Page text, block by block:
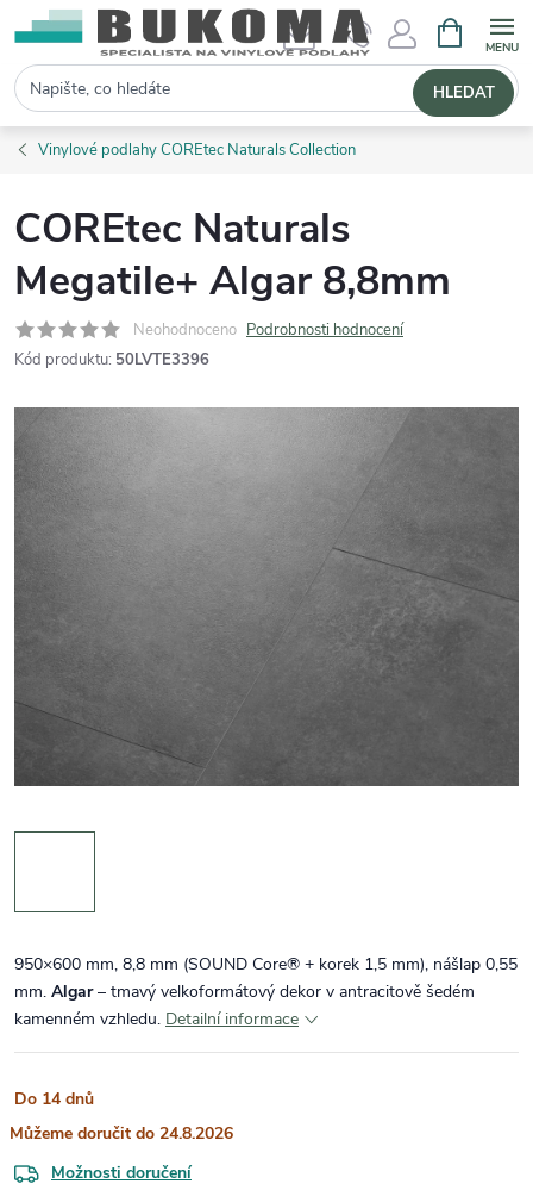
Hledat HLEDAT
Vinylové podlahy COREtec Naturals Collection
COREtec Naturals
Megatile+ Algar 8,8mm
Neohodnoceno Podrobnosti hodnocení
Kód produktu: 50LVTE3396
950×600 mm, 8,8 mm (SOUND Core® + korek 1,5 mm), nášlap 0,55
mm. Algar – tmavý velkoformátový dekor v antracitově šedém
kamenném vzhledu. Detailní informace
Do 14 dnů
24.8.2026
Možnosti doručení